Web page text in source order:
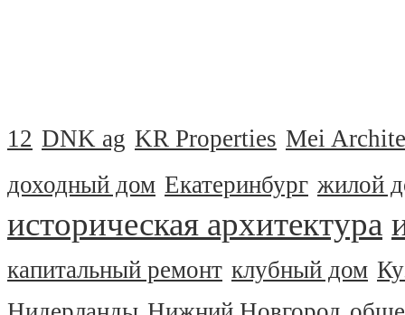
12 DNK ag KR Properties Mei
доходный дом Екатеринбург жилой
историческая архитектура
капитальный ремонт клубный дом